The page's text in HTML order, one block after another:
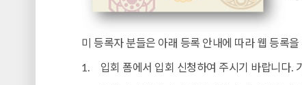
미 등록자 분들은 아래 등록 안내에 따라 웹 등록을
1. 입회 폼에서 입회 신청하여 주시기 바랍니다.